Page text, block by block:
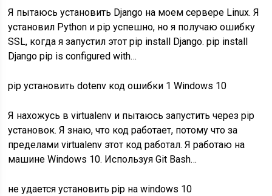
Я пытаюсь установить Django на моем сервере Linux. Я
установил Python и pip успешно, но я получаю ошибку
SSL, когда я запустил этот pip install Django. pip install
Django pip is configured with…
pip установить dotenv код ошибки 1 Windows 10
Я нахожусь в virtualenv и пытаюсь запустить через pip
установок. Я знаю, что код работает, потому что за
пределами virtualenv этот код работал. Я работаю на
машине Windows 10. Используя Git Bash…
не удается установить pip на windows 10